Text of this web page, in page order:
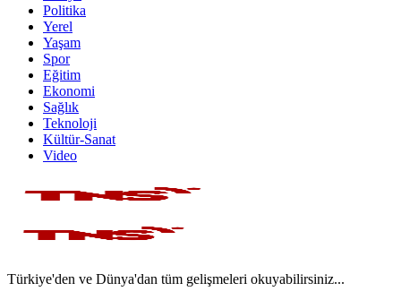
Politika
Yerel
Yaşam
Spor
Eğitim
Ekonomi
Sağlık
Teknoloji
Kültür-Sanat
Video
Türkiye'den ve Dünya'dan tüm gelişmeleri okuyabilirsiniz...